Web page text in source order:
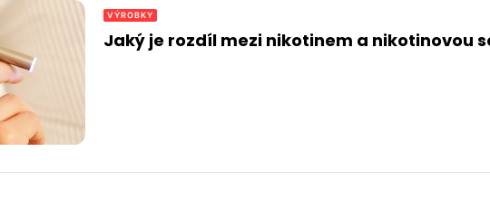
VÝROBKY
Jaký je rozdíl mezi nikotinem a nikotinovou